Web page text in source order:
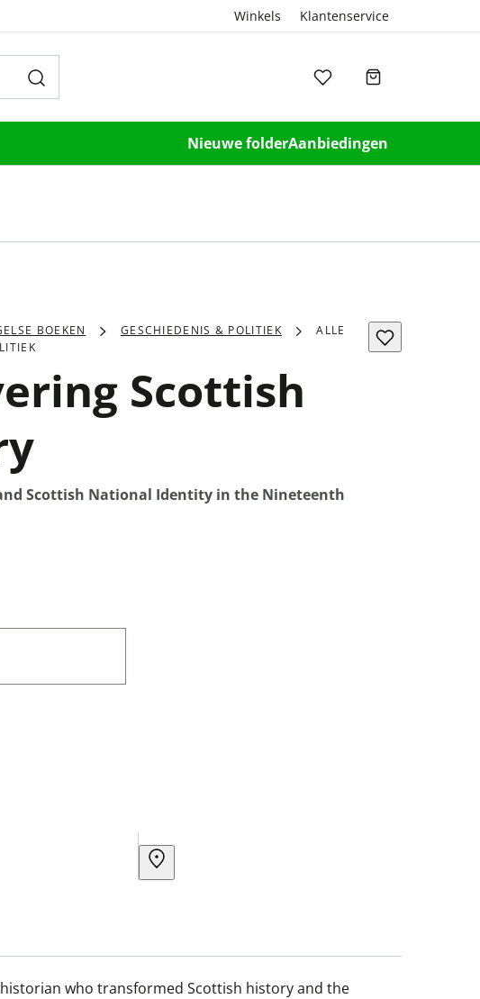
Winkels Klantenservice
Nieuwe folderAanbiedingen
BOEKEN GESCHIEDENIS & POLITIEK
ALLE
Scottish
Scottish National Identity in the Nineteenth
who transformed Scottish history and the